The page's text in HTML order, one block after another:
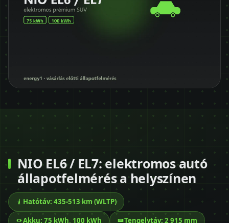
NIO EL6 / EL7: elektromos autó
állapotfelmérés a helyszínen
Hatótáv: 435-513 km (WLTP)
Akku: 75 kWh, 100 kWh Tengelytáv: 2 915 mm